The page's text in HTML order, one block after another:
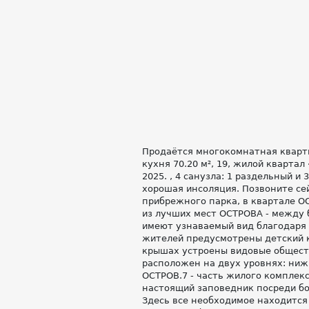
Продаётся многокомнатная
кухня 70.20 м², 19, жилой
2025. , 4 санузла: 1 раздельный
хорошая инсоляция. Позвоните
прибрежного парка, в квартале
из лучших мест ОСТРОВА - между
имеют узнаваемый вид
жителей предусмотрены детский
крышах устроены видовые
расположен на двух уровнях:
ОСТРОВ.7 - часть жилого
настоящий заповедник посреди
Здесь все необходимое